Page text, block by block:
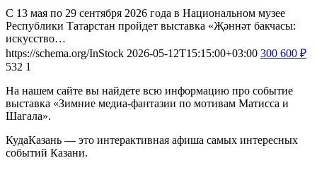
С 13 мая по 29 сентября 2026 года в Национальном музее
Республики Татарстан пройдет выставка «Җәннәт бакчасы:
искусство…
https://schema.org/InStock 2026-05-12T15:15:00+03:00 300 600 ₽
532 1
На нашем сайте вы найдете всю информацию про событие
выставка «Зимние медиа-фантазии по мотивам Матисса и
Шагала».
КудаКазань — это интерактивная афиша самых интересных
событий Казани.